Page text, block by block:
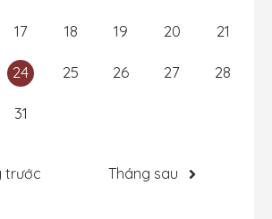
17 18 19 20 21
24 25 26 27 28
31
trước Tháng sau